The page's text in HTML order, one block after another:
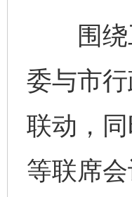
围绕工
委与市行
联动，
等联席